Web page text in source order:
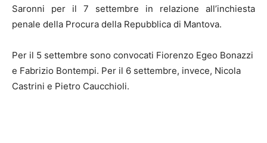
Saronni per il 7 settembre in relazione all’inchiesta
penale della Procura della Repubblica di Mantova.
Per il 5 settembre sono convocati Fiorenzo Egeo Bonazzi
e Fabrizio Bontempi. Per il 6 settembre, invece, Nicola
Castrini e Pietro Caucchioli.